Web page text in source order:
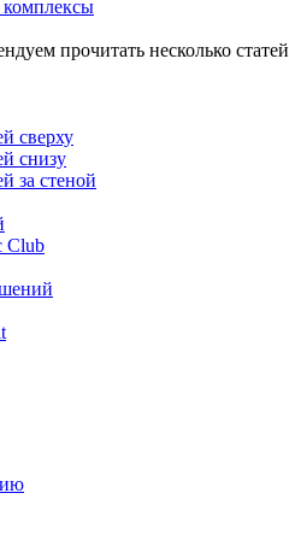
комплексы
прочитать несколько статей
сверху
снизу
за стеной
Club